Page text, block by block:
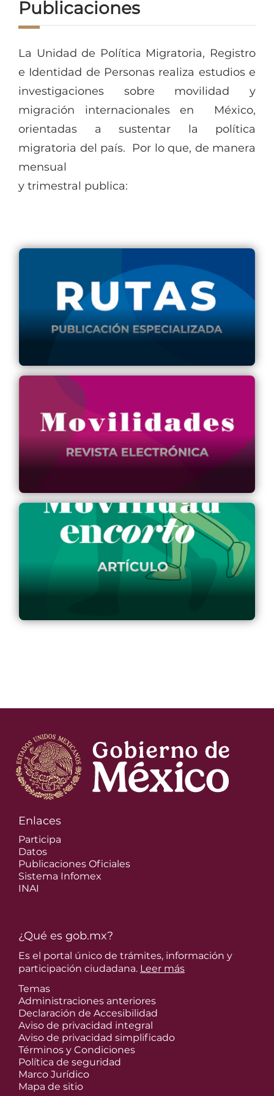
Publicaciones
La Unidad de Política Migratoria, Registro
e Identidad de Personas realiza estudios e
investigaciones sobre movilidad y
migración internacionales en México,
orientadas a sustentar la política
migratoria del país. Por lo que, de manera
mensual
y trimestral publica:
Enlaces
Participa
Datos
Publicaciones Oficiales
Sistema Infomex
INAI
¿Qué es gob.mx?
Es el portal único de trámites, información y
participación ciudadana. Leer más
Temas
Administraciones anteriores
Declaración de Accesibilidad
Aviso de privacidad integral
Aviso de privacidad simplificado
Términos y Condiciones
Política de seguridad
Marco Jurídico
Mapa de sitio